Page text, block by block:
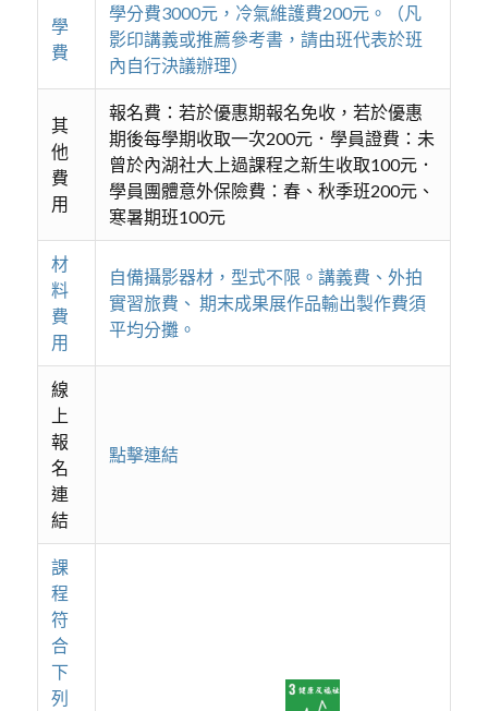
學
費
學分費3000元，冷氣維護費200元。（凡
影印講義或推薦參考書，請由班代表於班
內自行決議辦理）
其
他
費
用
報名費：若於優惠期報名免收，若於優惠
期後每學期收取一次200元．學員證費：未
曾於內湖社大上過課程之新生收取100元．
學員團體意外保險費：春、秋季班200元、
寒暑期班100元
材
料
費
用
自備攝影器材，型式不限。講義費、外拍
實習旅費、 期末成果展作品輸出製作費須
平均分攤。
線
上
報
名
連
結
點擊連結
課
程
符
合
下
列